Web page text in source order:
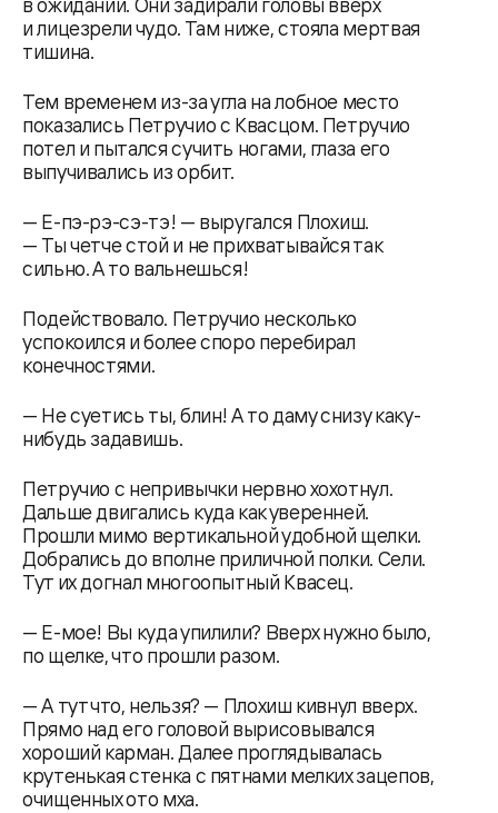
и лицезрели чудо. Там ниже, стояла мертвая
тишина.
Тем временем из-за угла на лобное место
показались Петручио с Квасцом. Петручио
потел и пытался сучить ногами, глаза его
выпучивались из орбит.
— Е-пэ-рэ-сэ-тэ! — выругался Плохиш.
— Ты четче стой и не прихватывайся так
сильно. А то вальнешься!
Подействовало. Петручио несколько
успокоился и более споро перебирал
конечностями.
— Не суетись ты, блин! А то даму снизу каку-
нибудь задавишь.
Петручио с непривычки нервно хохотнул.
Дальше двигались куда как уверенней.
Прошли мимо вертикальной удобной щелки.
Добрались до вполне приличной полки. Сели.
Тут их догнал многоопытный Квасец.
— Е-мое! Вы куда упилили? Вверх нужно было,
по щелке, что прошли разом.
— А тут что, нельзя? — Плохиш кивнул вверх.
Прямо над его головой вырисовывался
хороший карман. Далее проглядывалась
крутенькая стенка с пятнами мелких зацепов,
очищенных ото мха.